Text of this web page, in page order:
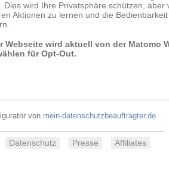
von mein-datenschutzbeauftragter.de
Datenschutz Presse Affiliates